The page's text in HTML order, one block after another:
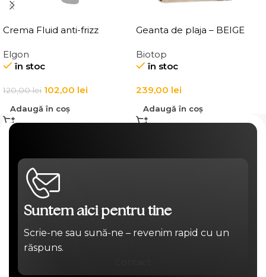
Crema Fluid anti-frizz
Slick Anti-Frizz Fluid
Elgon
în stoc
120,00lei 102,00 lei
Adaugă în coș
Geanta de plaja – BEIGE
Biotop
în stoc
239,00 lei
Adaugă în coș
Suntem aici pentru tine
Scrie-ne sau sună-ne – revenim rapid cu un
răspuns.